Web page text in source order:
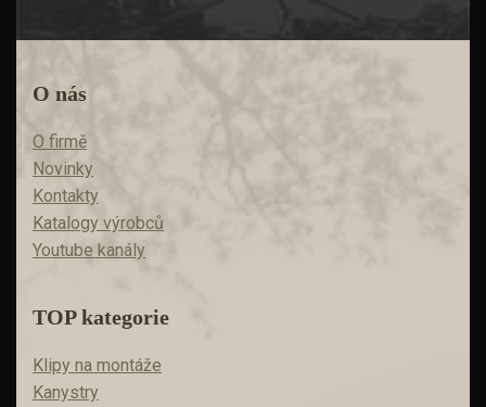
O nás
O firmě
Novinky
Kontakty
Katalogy výrobců
Youtube kanály
TOP kategorie
Klipy na montáže
Kanystry